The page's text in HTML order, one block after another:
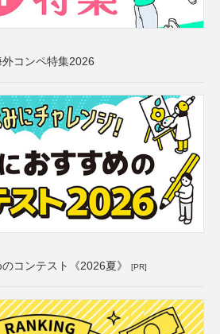
コンペ特集2026
コンテスト《2026夏》 [PR]